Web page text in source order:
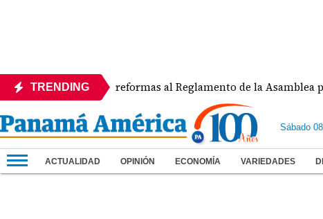
TRENDING
rechaza reformas al Reglamento de la Asamblea por
Sábado
ACTUALIDAD OPINIÓN ECONOMÍA VARIEDADES